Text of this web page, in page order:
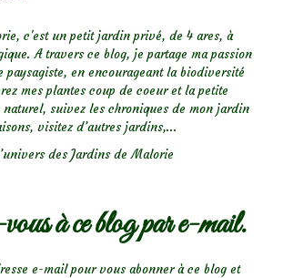
c'est un petit jardin privé, de 4 ares, à
A travers ce blog, je partage ma passion
paysagiste, en encourageant la biodiversité
mes plantes coup de coeur et la petite
suivez les chroniques de mon jardin
visitez d’autres jardins,...
des Jardins de Malorie
à ce blog par e-mail.
e-mail pour vous abonner à ce blog et